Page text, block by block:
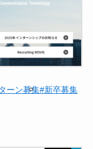
ーン募集#新卒募集